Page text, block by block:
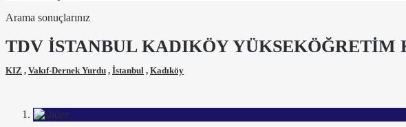
Arama sonuçlarınız
TDV İSTANBUL KADIKÖY YÜKSEKÖĞRETİM
KIZ , Vakıf-Dernek Yurdu , İstanbul , Kadıköy